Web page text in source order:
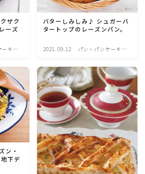
・カリフラワー・パプリカ・菜
す・トマト・ピーマン・かぼち
ザク
ーズ
ーキ・
レ・粉
バターしみしみ♪ シュガーバ
タートップのレーズンパン。
2021.09.12
パン・パンケーキ・
イ・ケークサレ・粉
もの
ン・
下デ